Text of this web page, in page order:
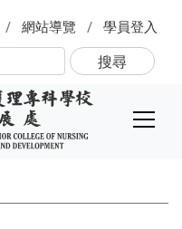
網站導覽 學員登入
搜尋